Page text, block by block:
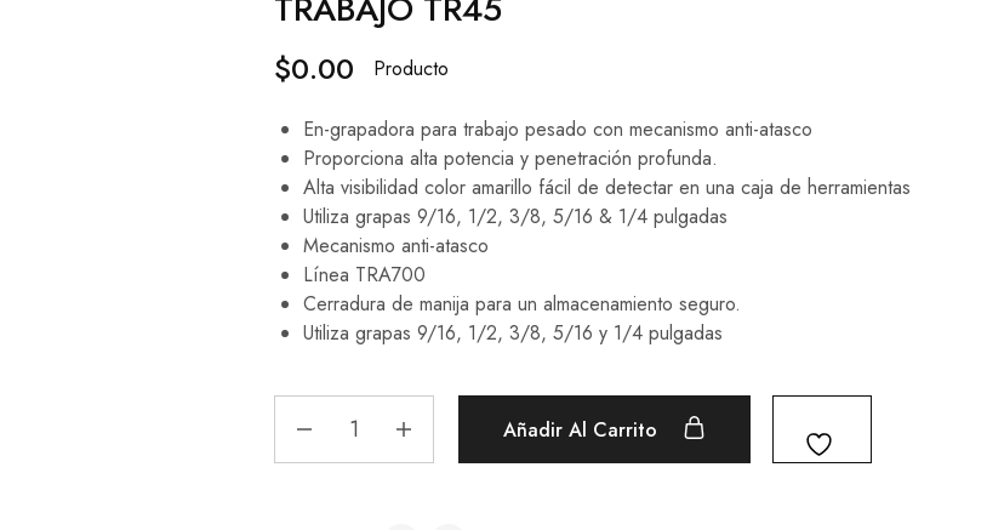
$0.00 Producto
En-grapadora para trabajo pesado con mecanismo anti-atasco
Proporciona alta potencia y penetración profunda.
Alta visibilidad color amarillo fácil de detectar en una caja de herramientas
Utiliza grapas 9/16, 1/2, 3/8, 5/16 & 1/4 pulgadas
Mecanismo anti-atasco
Línea TRA700
Cerradura de manija para un almacenamiento seguro.
Utiliza grapas 9/16, 1/2, 3/8, 5/16 y 1/4 pulgadas
Añadir Al Carrito